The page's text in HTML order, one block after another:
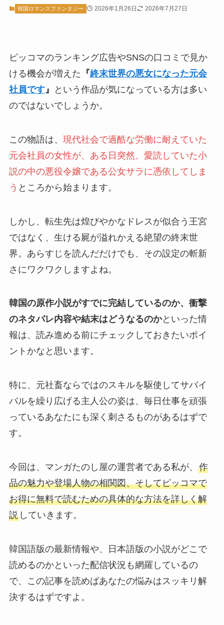
韓国ロマンスファンタジー 2026年1月26日 2026年7月27日
ピッコマのランキング広告やSNSの口コミで見か
ける機会が増えた 『終末世界の悪女になった元会
社員です』
という作品が気になっている方は多い
のではないでしょうか。
この物語は、 現代社会で過酷な労働に耐えていた
元会社員の女性が、ある日突然、愛読していた小
説の中の悪役令嬢である公女サラに憑依してしま
う ところから始まります。
しかし、転生先は煌びやかなドレスが似合う王宮
ではなく、生ける屍が溢れかえる絶望の終末世
界。あらすじを読んだだけでも、その設定の斬新
さにワクワクしますよね。
韓国の原作小説がすでに完結しているのか、衝撃
のネタバレ内容や結末はどうなるのかといった情
報は、読み進める前にチェックしておきたいポイ
ントかなと思います。
特に、元社畜ならではのスキルを駆使してサバイ
バルを繰り広げる主人公の姿は、毎日仕事を頑張
っているあなたにも深く刺さるものがあるはずで
す。
今回は、マンガたのし屋の運営者である私が、 作
品の魅力や登場人物の相関図、そしてピッコマで
お得に無料で読むための具体的な方法を詳しく解
説していきます。
韓国語版の最新情報や、日本語版の小説がどこで
読めるのかといった配信状況も網羅しているの
で、この記事を読めばあなたの悩みはスッキリ解
決するはずですよ。